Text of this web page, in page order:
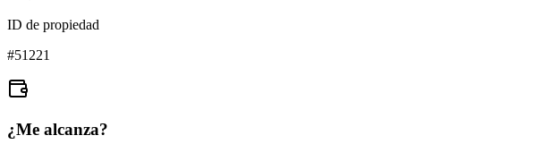
ID de propiedad
#51221
¿Me alcanza?